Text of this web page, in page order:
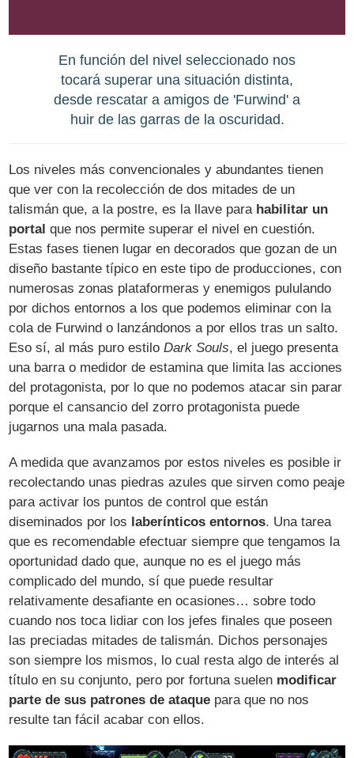
En función del nivel seleccionado nos
tocará superar una situación distinta,
desde rescatar a amigos de 'Furwind' a
huir de las garras de la oscuridad.
Los niveles más convencionales y abundantes tienen
que ver con la recolección de dos mitades de un
talismán que, a la postre, es la llave para habilitar un
portal que nos permite superar el nivel en cuestión.
Estas fases tienen lugar en decorados que gozan de un
diseño bastante típico en este tipo de producciones, con
numerosas zonas plataformeras y enemigos pululando
por dichos entornos a los que podemos eliminar con la
cola de Furwind o lanzándonos a por ellos tras un salto.
Eso sí, al más puro estiloDark Souls, el juego presenta
una barra o medidor de estamina que limita las acciones
del protagonista, por lo que no podemos atacar sin parar
porque el cansancio del zorro protagonista puede
jugarnos una mala pasada.
A medida que avanzamos por estos niveles es posible ir
recolectando unas piedras azules que sirven como peaje
para activar los puntos de control que están
diseminados por los laberínticos entornos. Una tarea
que es recomendable efectuar siempre que tengamos la
oportunidad dado que, aunque no es el juego más
complicado del mundo, sí que puede resultar
relativamente desafiante en ocasiones… sobre todo
cuando nos toca lidiar con los jefes finales que poseen
las preciadas mitades de talismán. Dichos personajes
son siempre los mismos, lo cual resta algo de interés al
título en su conjunto, pero por fortuna suelen modificar
parte de sus patrones de ataque para que no nos
resulte tan fácil acabar con ellos.